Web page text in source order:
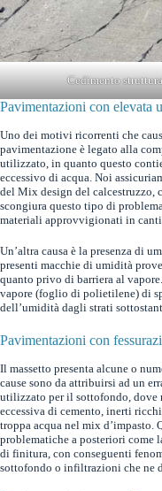
Cedimento
Pavimentazioni con elevata
Uno dei motivi ricorrenti che
pavimentazione è legato alla
utilizzato, in quanto questo
eccessivo di acqua. Noi
del Mix design del calcestruzzo,
scongiura questo tipo di
materiali approvvigionati in
Un’altra causa è la presenza di
presenti macchie di umidità
quanto privo di barriera al
vapore (foglio di polietilene) di
dell’umidità dagli strati
Pavimentazioni con
Il massetto presenta alcune o
cause sono da attribuirsi ad un
utilizzato per il sottofondo, dove
eccessiva di cemento, inerti
troppa acqua nel mix d’impasto.
problematiche a posteriori come
di finitura, con conseguenti
sottofondo o infiltrazioni che ne